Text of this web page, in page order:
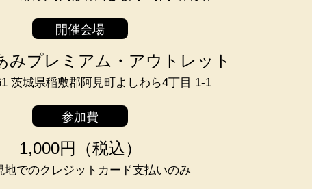
開催会場
みプレミアム・アウトレット
茨城県稲敷郡阿見町よしわら4丁目 1-1
参加費
1,000円（税込）
地でのクレジットカード支払いのみ